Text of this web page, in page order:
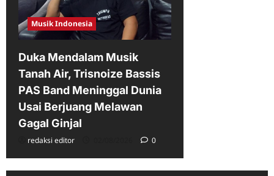
Musik Indonesia
Duka Mendalam Musik
Tanah Air, Trisnoize Bassis
PAS Band Meninggal Dunia
Usai Berjuang Melawan
Gagal Ginjal
redaksi editor 0